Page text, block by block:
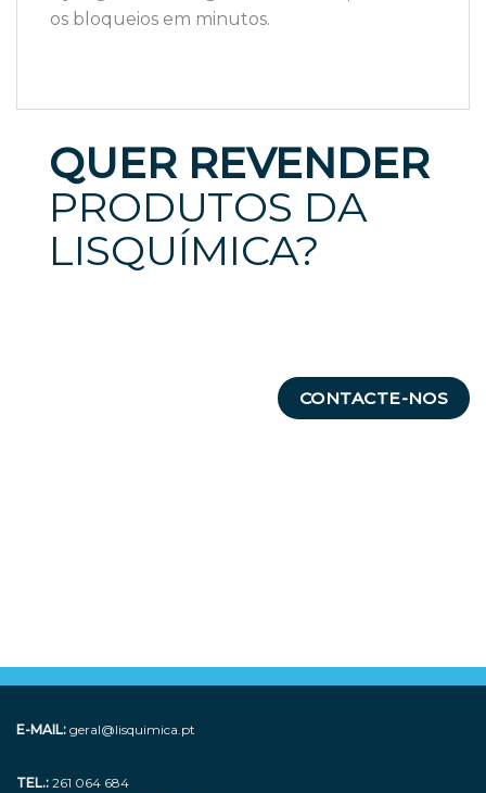
os bloqueios em minutos.
QUER REVENDER
PRODUTOS DA
LISQUÍMICA?
CONTACTE-NOS
E-MAIL: geral@lisquimica.pt
TEL.: 261 064 684